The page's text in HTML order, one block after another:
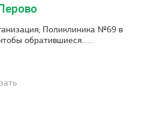
Поликлиника №69 в
обратившиеся…...